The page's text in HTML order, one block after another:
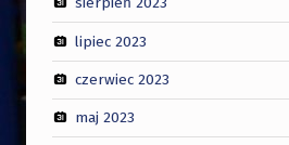
lipiec 2023
czerwiec 2023
maj 2023